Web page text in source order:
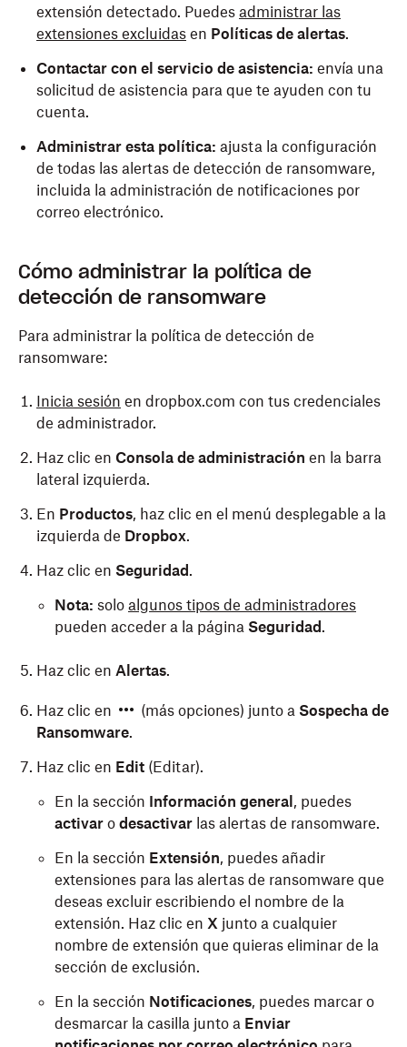
extensión detectado. Puedes administrar las
extensiones excluidas en Políticas de alertas.
Contactar con el servicio de asistencia: envía una
solicitud de asistencia para que te ayuden con tu
cuenta.
Administrar esta política: ajusta la configuración
de todas las alertas de detección de ransomware,
incluida la administración de notificaciones por
correo electrónico.
Cómo administrar la política de
detección de ransomware
Para administrar la política de detección de
ransomware:
Inicia sesión en dropbox.com con tus credenciales
de administrador.
Haz clic en Consola de administración en la barra
lateral izquierda.
En Productos, haz clic en el menú desplegable a la
izquierda de Dropbox.
Haz clic en Seguridad .
Nota: solo algunos tipos de administradores
pueden acceder a la página Seguridad .
Haz clic en Alertas.
Haz clic en (más opciones) junto a Sospecha de
Ransomware.
Haz clic en Edit (Editar).
En la sección Información general , puedes
activar o desactivar las alertas de ransomware.
En la sección Extensión, puedes añadir
extensiones para las alertas de ransomware que
deseas excluir escribiendo el nombre de la
extensión. Haz clic en X junto a cualquier
nombre de extensión que quieras eliminar de la
sección de exclusión.
En la sección Notificaciones, puedes marcar o
desmarcar la casilla junto a Enviar